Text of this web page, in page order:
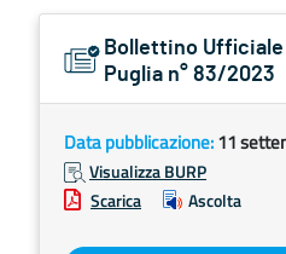
Bollettino Ufficiale
Puglia n° 83/2023
Data pubblicazione:11
Visualizza BURP
Scarica
Ascolta